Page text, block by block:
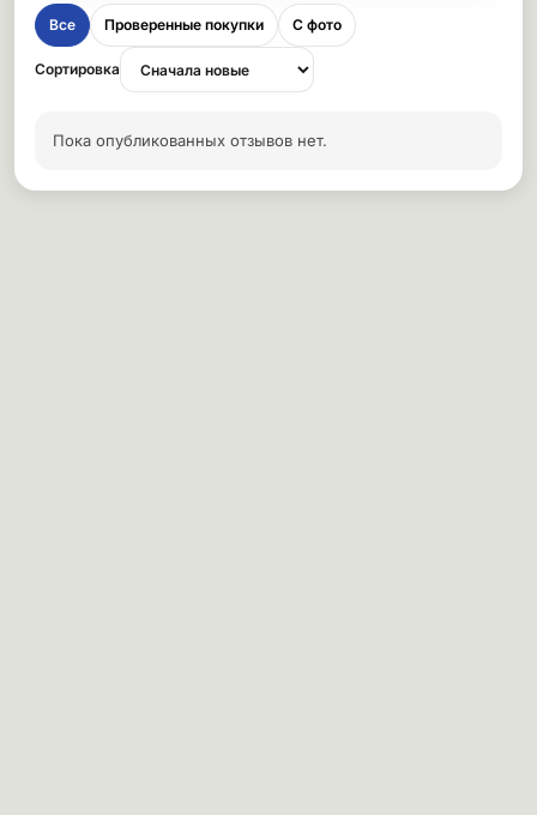
Все Проверенные покупки С фото
Сортировка
Пока опубликованных отзывов нет.